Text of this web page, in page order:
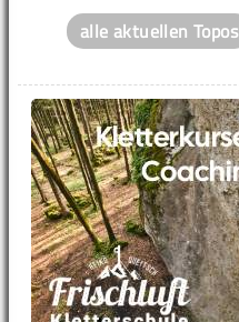
alle aktuellen Topos